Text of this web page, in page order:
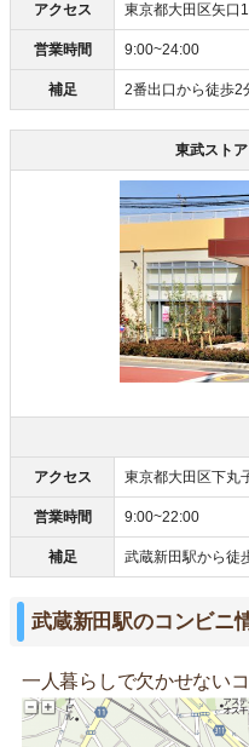
アクセス 東京都大田区矢口
営業時間 9:00~24:00
補足 2番出口から徒歩2
東武スト
アクセス 東京都大田区下丸
営業時間 9:00~22:00
補足 武蔵新田駅から徒
武蔵新田駅のコンビニ
一人暮らしで欠かせない